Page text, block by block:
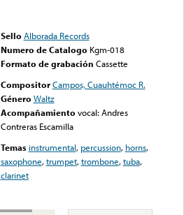
Sello Alborada Records
Numero de Catalogo Kgm-018
Formato de grabación Cassette
Compositor Campos, Cuauhtémoc R.
Género Waltz
Acompañamiento vocal: Andres
Contreras Escamilla
Temas instrumental, percussion, horns,
saxophone,trumpet,trombone,tuba,
clarinet